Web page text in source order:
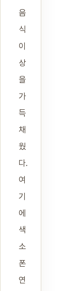
음
식
이
상
을
가
득
채
웠
다.
여
기
에
색
소
폰
연